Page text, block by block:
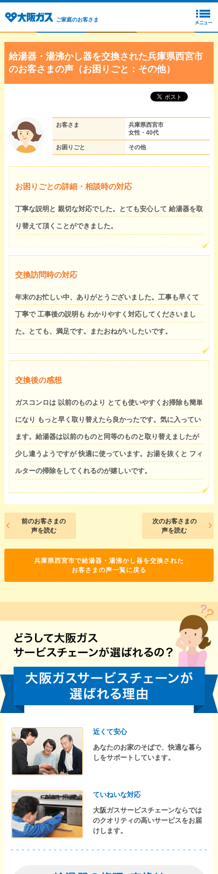
ご家庭のお客さま
給湯器・湯沸かし器を交換された兵庫県西宮市
のお客さまの声（お困りごと：その他）
お客さま
兵庫県西宮市
女性・40代
お困りごと その他
お困りごとの詳細・相談時の対応
丁寧な説明と 親切な対応でした。とても安心して 給湯器を取
り替えて頂くことができました。
交換訪問時の対応
年末のお忙しい中、ありがとうございました。工事も早くて
丁寧で 工事後の説明も わかりやすく対応してくださいまし
た。とても、満足です。またおねがいしたいです。
交換後の感想
ガスコンロは 以前のものより とても使いやすくお掃除も簡単
になり もっと早く取り替えたら良かったです。気に入ってい
ます。給湯器は以前のものと同等のものと取り替えましたが
少し違うようですが 快適に使っています。お湯を抜くと フィ
ルターの掃除をしてくれるのが嬉しいです。
前のお客さまの
声を読む
次のお客さまの
声を読む
兵庫県西宮市で給湯器・湯沸かし器を交換された
お客さまの声一覧に戻る
近くて安心
あなたのお家のそばで、快適な暮ら
しをサポートしています。
ていねいな対応
大阪ガスサービスチェーンならでは
のクオリティの高いサービスをお届
けします。